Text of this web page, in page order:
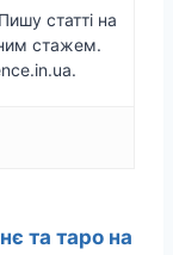
статті на
стажем.
та таро на